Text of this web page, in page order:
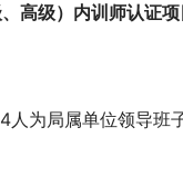
高级）内训师认证项
人为局属单位领导班